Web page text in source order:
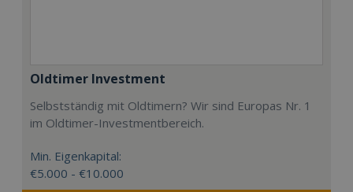
Oldtimer Investment
Selbstständig mit Oldtimern? Wir sind Europas Nr. 1
im Oldtimer-Investmentbereich.
Min. Eigenkapital:
€5.000 - €10.000